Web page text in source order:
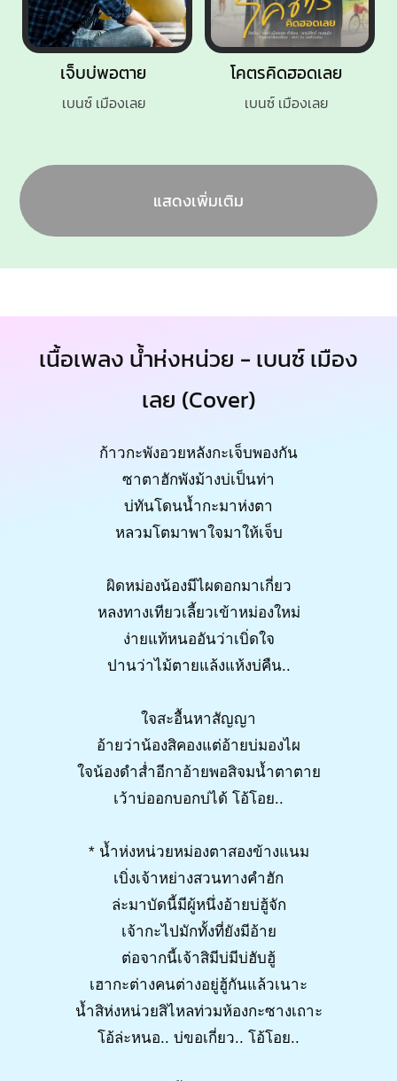
เจ็บบ่พอตาย
เบนซ์ เมืองเลย
โคตรคิดฮอดเลย
เบนซ์ เมืองเลย
แสดงเพิ่มเติม
เนื้อเพลง น้ำห่งหน่วย - เบนซ์ เมือง
เลย (Cover)
ก้าวกะพังอวยหลังกะเจ็บพองกัน
ซาตาฮักพังม้างบ่เป็นท่า
บ่ทันโดนน้ำกะมาห่งตา
หลวมโตมาพาใจมาให้เจ็บ
ผิดหม่องน้องมีไผดอกมาเกี่ยว
หลงทางเทียวเลี้ยวเข้าหม่องใหม่
ง่ายแท้หนออันว่าเบิ่ดใจ
ปานว่าไม้ตายแล้งแห้งบ่คืน..
ใจสะอื้นหาสัญญา
อ้ายว่าน้องสิคองแต่อ้ายบ่มองไผ
ใจน้องดำส่ำอีกาอ้ายพอสิจมน้ำตาตาย
เว้าบ่ออกบอกบ่ได้ โอ้โอย..
* น้ำห่งหน่วยหม่องตาสองข้างแนม
เบิ่งเจ้าหย่างสวนทางคำฮัก
ล่ะมาบัดนี้มีผู้หนึ่งอ้ายบ่ฮู้จัก
เจ้ากะไปมักทั้งที่ยังมีอ้าย
ต่อจากนี้เจ้าสิมีบ่มีบ่ฮับฮู้
เฮากะต่างคนต่างอยู่ฮู้กันแล้วเนาะ
น้ำสิห่งหน่วยสิไหลท่วมห้องกะซางเถาะ
โอ้ล่ะหนอ.. บ่ขอเกี่ยว.. โอ้โอย..